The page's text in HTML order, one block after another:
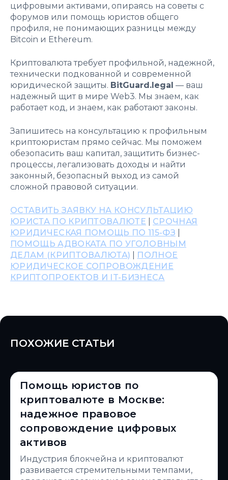
цифровыми активами, опираясь на советы с
форумов или помощь юристов общего
профиля, не понимающих разницы между
Bitcoin и Ethereum.
Криптовалюта требует профильной, надежной,
технически подкованной и современной
юридической защиты. BitGuard.legal — ваш
надежный щит в мире Web3. Мы знаем, как
работает код, и знаем, как работают законы.
Запишитесь на консультацию к профильным
криптоюристам прямо сейчас. Мы поможем
обезопасить ваш капитал, защитить бизнес-
процессы, легализовать доходы и найти
законный, безопасный выход из самой
сложной правовой ситуации.
ОСТАВИТЬ ЗАЯВКУ НА КОНСУЛЬТАЦИЮ
ЮРИСТА ПО КРИПТОВАЛЮТЕ
СРОЧНАЯ
ЮРИДИЧЕСКАЯ ПОМОЩЬ ПО 115-ФЗ
ПОМОЩЬ АДВОКАТА ПО УГОЛОВНЫМ
ДЕЛАМ (КРИПТОВАЛЮТА)
ПОЛНОЕ
ЮРИДИЧЕСКОЕ СОПРОВОЖДЕНИЕ
КРИПТОПРОЕКТОВ И IT-БИЗНЕСА
ПОХОЖИЕ СТАТЬИ
Помощь юристов по
криптовалюте в Москве:
надежное правовое
сопровождение цифровых
активов
Индустрия блокчейна и криптовалют
развивается стремительными темпами,